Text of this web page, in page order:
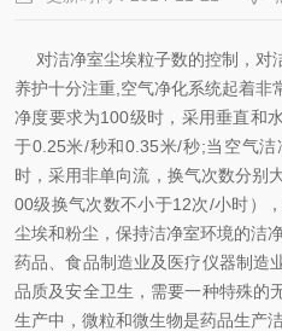
对洁净室尘埃粒子数的控制，对
养护十分注重,空气净化系统起着非
净度要求为100级时，采用垂直和
于0.25米/秒和0.35米/秒;当空气洁
时，采用非单向流，换气次数分别
00级换气次数不小于12次/小时）
尘埃和粉尘，保持洁净室环境的洁净
药品、食品制造业及医疗仪器制造
品质及安全卫生，需要一种特殊
生产中，微粒和微生物是药品生产